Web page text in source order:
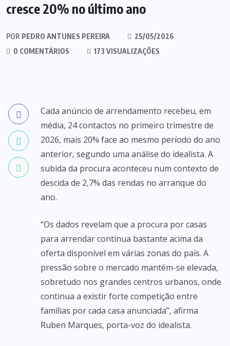
cresce 20% no último ano
POR PEDRO ANTUNES PEREIRA
25/05/2026
0 COMENTÁRIOS
173 VISUALIZAÇÕES
Cada anúncio de arrendamento recebeu, em
média, 24 contactos no primeiro trimestre de
2026, mais 20% face ao mesmo período do ano
anterior, segundo uma análise do idealista. A
subida da procura aconteceu num contexto de
descida de 2,7% das rendas no arranque do
ano.
“Os dados revelam que a procura por casas
para arrendar continua bastante acima da
oferta disponível em várias zonas do país. A
pressão sobre o mercado mantém-se elevada,
sobretudo nos grandes centros urbanos, onde
continua a existir forte competição entre
famílias por cada casa anunciada”, afirma
Ruben Marques, porta-voz do idealista.